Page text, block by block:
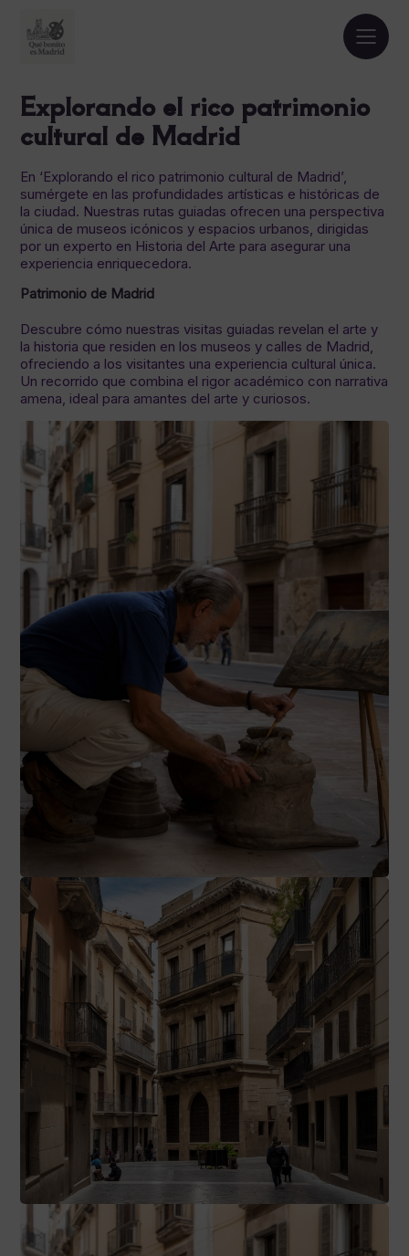
Explorando el rico patrimonio
cultural de Madrid
En ‘Explorando el rico patrimonio cultural de Madrid’,
sumérgete en las profundidades artísticas e históricas de
la ciudad. Nuestras rutas guiadas ofrecen una perspectiva
única de museos icónicos y espacios urbanos, dirigidas
por un experto en Historia del Arte para asegurar una
experiencia enriquecedora.
Patrimonio de Madrid
Descubre cómo nuestras visitas guiadas revelan el arte y
la historia que residen en los museos y calles de Madrid,
ofreciendo a los visitantes una experiencia cultural única.
Un recorrido que combina el rigor académico con narrativa
amena, ideal para amantes del arte y curiosos.